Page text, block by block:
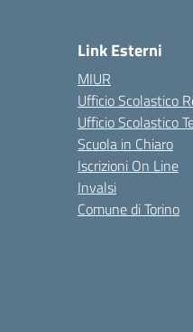
Link Esterni
MIUR
Ufficio Scolastico
Ufficio Scolastico
Scuola in Chiaro
Iscrizioni On Line
Invalsi
Comune di Torino